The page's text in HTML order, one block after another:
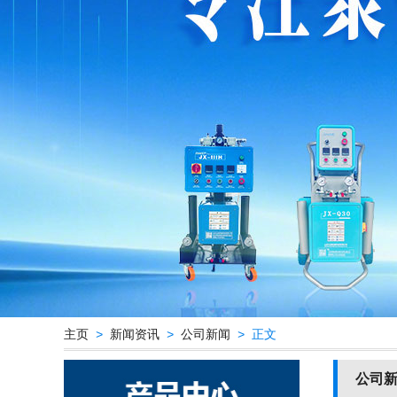
主页 > 新闻资讯 > 公司新闻 > 正文
公司